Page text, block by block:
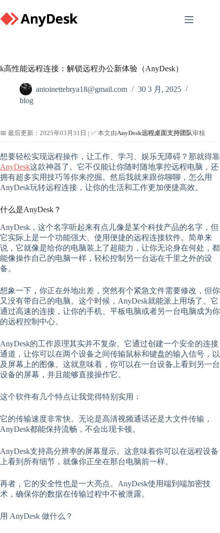
to
content
k高性能远程连接：解锁远程办公新体验（AnyDesk）
antoinettebrya18@gmail.com
30 3 月, 2025
blog
📅 最后更新：2025年03月31日 | ✅ 本文由AnyDesk远程桌面支持团队审核
想要轻松实现远程操作，让工作、学习、娱乐无障碍？那就得靠
AnyDesk这款神器了。它不仅能让你随时随地掌控远程电脑，还
拥有超多实用技巧等你来挖掘。然后我就来跟你聊聊，怎么用
AnyDesk玩转远程连接，让你的生活和工作更加便捷高效。
什么是AnyDesk？
AnyDesk，这个名字听起来有点儿像是某个科技产品的名字，但
它实际上是一个功能强大、使用便捷的远程连接软件。简单来
说，它就像是给你的电脑装上了超能力，让你无论身在何处，都
能像操作自己的电脑一样，轻松控制另一台远在千里之外的设
备。
想象一下，你正在外地出差，突然有个紧急文件需要修改，但你
又没有带自己的电脑。这个时候，AnyDesk就能派上用场了。它
通过高速的连接，让你的手机、平板电脑或者另一台电脑成为你
的远程控制中心。
AnyDesk的工作原理其实并不复杂。它通过创建一个安全的连接
通道，让你可以在两个设备之间传输鼠标和键盘的输入信号，以
及屏幕上的图像。这就意味着，你可以在一台设备上看到另一台
设备的屏幕，并且能够直接操作它。
这个软件有几个特点让我觉得特别实用：
它的传输速度非常快。无论是高清视频通话还是大文件传输，
AnyDesk都能保持流畅，不会出现卡顿。
AnyDesk支持高分辨率的屏幕显示。这意味着你可以在远程设备
上看到所有细节，就像你正坐在那台电脑前一样。
再者，它的安全性也是一大亮点。AnyDesk使用端到端加密技
术，确保你的数据在传输过程中不被泄露。
用 AnyDesk 做什么？